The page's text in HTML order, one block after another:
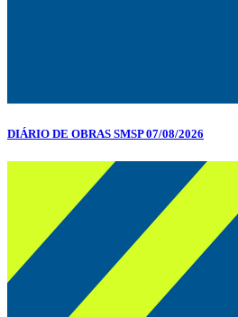
DIÁRIO DE OBRAS SMSP 07/08/2026